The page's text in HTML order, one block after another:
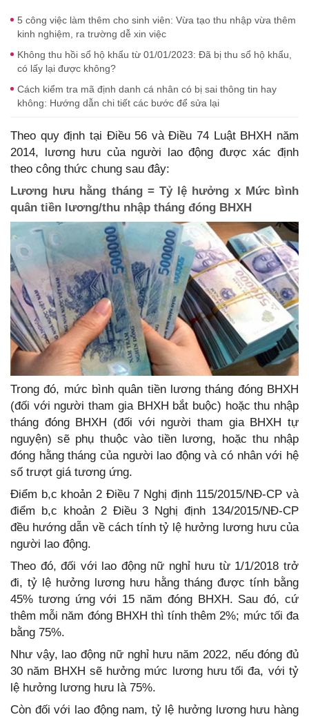
5 công việc làm thêm cho sinh viên: Vừa tạo thu nhập vừa thêm
kinh nghiệm, ra trường dễ xin việc
Không thu hồi sổ hộ khẩu từ 01/01/2023: Đã bị thu sổ hộ khẩu,
có lấy lại được không?
Cách kiểm tra mã định danh cá nhân có bị sai thông tin hay
không: Hướng dẫn chi tiết các bước để sửa lại
Theo quy định tại Điều 56 và Điều 74 Luật BHXH năm
2014, lương hưu của người lao động được xác định
theo công thức chung sau đây:
Lương hưu hằng tháng = Tỷ lệ hưởng x Mức bình
quân tiền lương/thu nhập tháng đóng BHXH
Trong đó, mức bình quân tiền lương tháng đóng BHXH
(đối với người tham gia BHXH bắt buộc) hoặc thu nhập
tháng đóng BHXH (đối với người tham gia BHXH tự
nguyện) sẽ phụ thuộc vào tiền lương, hoặc thu nhập
đóng hằng tháng của người lao động và có nhân với hệ
số trượt giá tương ứng.
Điểm b,c khoản 2 Điều 7 Nghị định 115/2015/NĐ-CP và
điểm b,c khoản 2 Điều 3 Nghị định 134/2015/NĐ-CP
đều hướng dẫn về cách tính tỷ lệ hưởng lương hưu của
người lao động.
Theo đó, đối với lao động nữ nghỉ hưu từ 1/1/2018 trở
đi, tỷ lệ hưởng lương hưu hằng tháng được tính bằng
45% tương ứng với 15 năm đóng BHXH. Sau đó, cứ
thêm mỗi năm đóng BHXH thì tính thêm 2%; mức tối đa
bằng 75%.
Như vậy, lao động nữ nghỉ hưu năm 2022, nếu đóng đủ
30 năm BHXH sẽ hưởng mức lương hưu tối đa, với tỷ
lệ hưởng lương hưu là 75%.
Còn đối với lao động nam, tỷ lệ hưởng lương hưu hàng